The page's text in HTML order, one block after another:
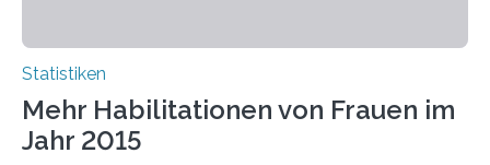
Statistiken
Mehr Habilitationen von Frauen im
Jahr 2015